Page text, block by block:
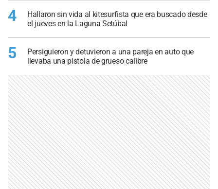
4
Hallaron sin vida al kitesurfista que era buscado desde
el jueves en la Laguna Setúbal
5
Persiguieron y detuvieron a una pareja en auto que
llevaba una pistola de grueso calibre